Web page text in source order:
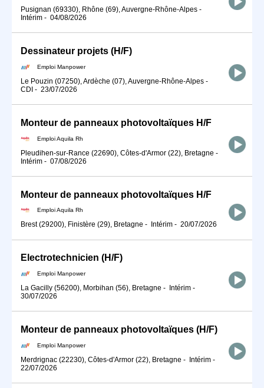
Pusignan (69330), Rhône (69), Auvergne-Rhône-Alpes -
Intérim - 04/08/2026
Dessinateur projets (H/F)
Emploi Manpower
Le Pouzin (07250), Ardèche (07), Auvergne-Rhône-Alpes -
CDI - 23/07/2026
Monteur de panneaux photovoltaïques H/F
Emploi Aquila Rh
Pleudihen-sur-Rance (22690), Côtes-d'Armor (22), Bretagne -
Intérim - 07/08/2026
Monteur de panneaux photovoltaïques H/F
Emploi Aquila Rh
Brest (29200), Finistère (29), Bretagne - Intérim - 20/07/2026
Electrotechnicien (H/F)
Emploi Manpower
La Gacilly (56200), Morbihan (56), Bretagne - Intérim -
30/07/2026
Monteur de panneaux photovoltaïques (H/F)
Emploi Manpower
Merdrignac (22230), Côtes-d'Armor (22), Bretagne - Intérim -
22/07/2026